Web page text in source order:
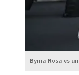
Byrna Rosa es